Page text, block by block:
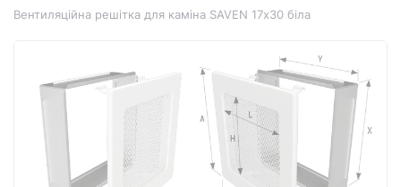
Вентиляційна решітка для каміна SAVEN 17х30 біла